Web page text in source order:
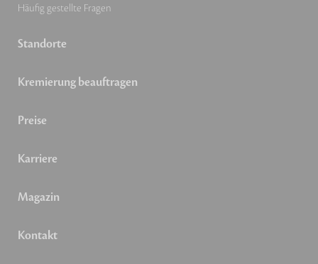
Häufig gestellte Fragen
Standorte
Kremierung beauftragen
Preise
Karriere
Magazin
Kontakt